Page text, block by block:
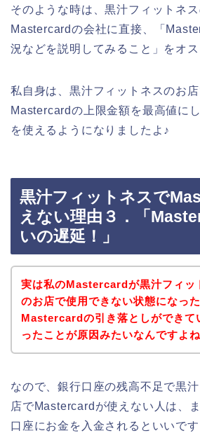
そのような時は、黒汁フィットネ
Mastercardの会社に直接、「
況などを説明してみること」をオス
私自身は、黒汁フィットネスのお
Mastercardの上限金額を最高値に
を使えるようになりましたよ♪
黒汁フィットネスで
えない理由３．「
いの遅延！」
実は私のMastercardが黒汁フィッ
のお店で使用できない状態になった
Mastercardの引き落としができて
ったことが原因みたいなんですよ
なので、銀行口座の残高不足で黒
店でMastercardが使えない人は、
口座にお金を入金されるといいです